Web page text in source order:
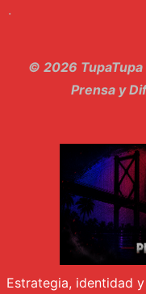
14. Llanto
15.
17.
.
© 2026
Prensa y
Estrategia, identidad